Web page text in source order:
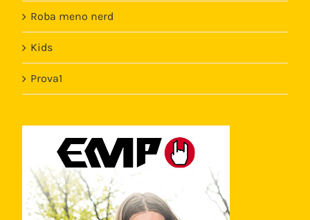
Roba meno nerd
Kids
Prova1